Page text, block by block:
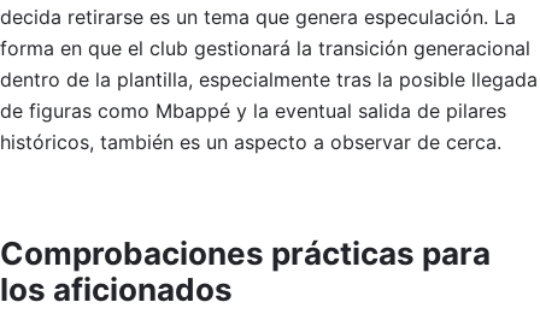
decida retirarse es un tema que genera especulación. La
forma en que el club gestionará la transición generacional
dentro de la plantilla, especialmente tras la posible llegada
de figuras como Mbappé y la eventual salida de pilares
históricos, también es un aspecto a observar de cerca.
Comprobaciones prácticas para
los aficionados